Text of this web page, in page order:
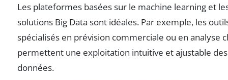
Les plateformes basées sur le machine learning et
solutions Big Data sont idéales. Par exemple, les
spécialisés en prévision commerciale ou en analyse
permettent une exploitation intuitive et ajustable des
données.